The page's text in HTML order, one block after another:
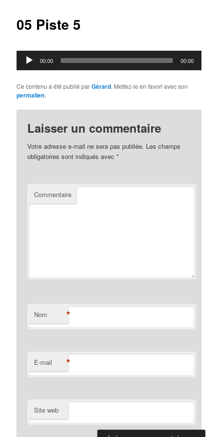
05 Piste 5
Lecteur
audio
00:00 00:00
Ce contenu a été publié parGérard. Mettez-le en favori avec son
permalien.
Laisser un commentaire
Votre adresse e-mail ne sera pas publiée. Les champs
obligatoires sont indiqués avec*
Commentaire
Nom *
E-mail *
Site web